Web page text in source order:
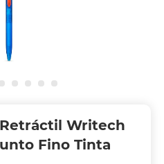
Writech
Fino Tinta